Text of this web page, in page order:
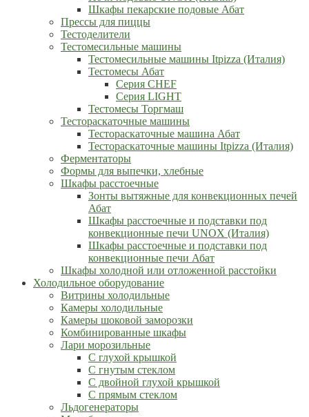
Шкафы пекарские подовые Абат
Прессы для пиццы
Тестоделители
Тестомесильные машины
Тестомесильные машины Itpizza (Италия)
Тестомесы Абат
Серия CHEF
Серия LIGHT
Тестомесы Торгмаш
Тестораскаточные машины
Тестораскаточные машина Абат
Тестораскаточные машины Itpizza (Италия)
Ферментаторы
Формы для выпечки, хлебные
Шкафы расстоечные
Зонты вытяжные для конвекционных печей
Абат
Шкафы расстоечные и подставки под
конвекционные печи UNOX (Италия)
Шкафы расстоечные и подставки под
конвекционные печи Абат
Шкафы холодной или отложенной расстойки
Холодильное оборудование
Витрины холодильные
Камеры холодильные
Камеры шоковой заморозки
Комбинированные шкафы
Лари морозильные
С глухой крышкой
С гнутым стеклом
С двойной глухой крышкой
С прямым стеклом
Льдогенераторы